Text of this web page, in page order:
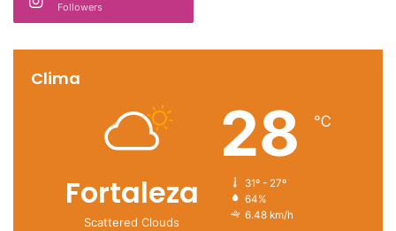
Followers
Clima
Fortaleza
Scattered Clouds
28 ℃
31º - 27º
64%
6.48 km/h